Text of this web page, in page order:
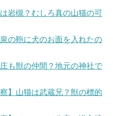
岩槻？むしろ真の山猫の可
の鞄に犬のお面を入れたの
も獣の仲間？地元の神社で
】山猫は武蔵兄？獣の標的